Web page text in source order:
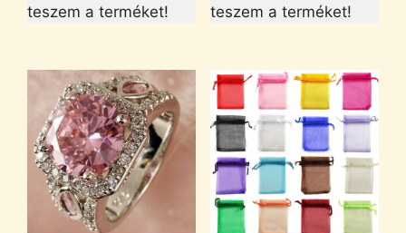
teszem a terméket! teszem a terméket!